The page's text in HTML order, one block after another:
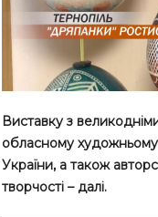
Виставку з
обласному художньому
України, а також
творчості – далі.